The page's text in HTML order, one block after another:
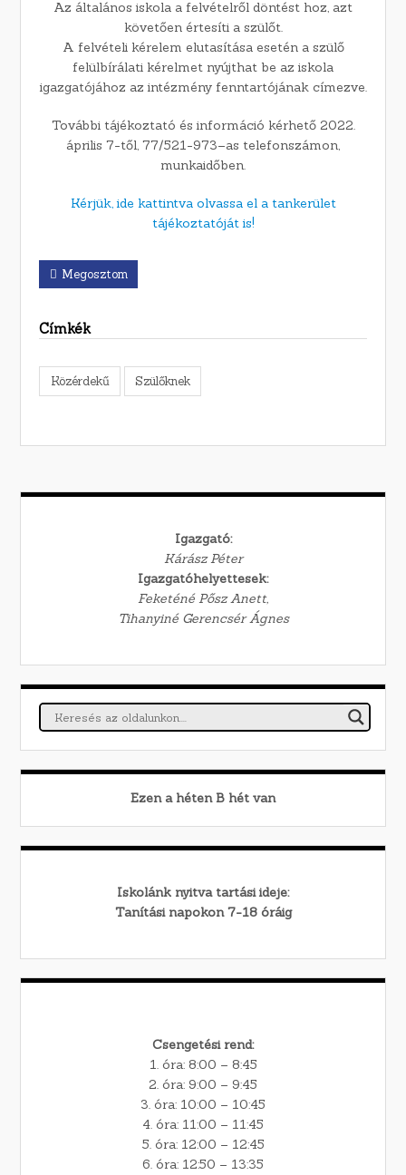
Az általános iskola a felvételről döntést hoz, azt
követően értesíti a szülőt.
A felvételi kérelem elutasítása esetén a szülő
felülbírálati kérelmet nyújthat be az iskola
igazgatójához az intézmény fenntartójának címezve.
További tájékoztató és információ kérhető 2022.
április 7-től, 77/521-973–as telefonszámon,
munkaidőben.
Kérjük, ide kattintva olvassa el a tankerület
tájékoztatóját is!
Megosztom
Címkék
Közérdekű Szülőknek
Igazgató:
Kárász Péter
Igazgatóhelyettesek:
Feketéné Pősz Anett,
Tihanyiné Gerencsér Ágnes
Ezen a héten B hét van
Iskolánk nyitva tartási ideje:
Tanítási napokon 7-18 óráig
Csengetési rend:
1. óra: 8:00 – 8:45
2. óra: 9:00 – 9:45
3. óra: 10:00 – 10:45
4. óra: 11:00 – 11:45
5. óra: 12:00 – 12:45
6. óra: 12:50 – 13:35